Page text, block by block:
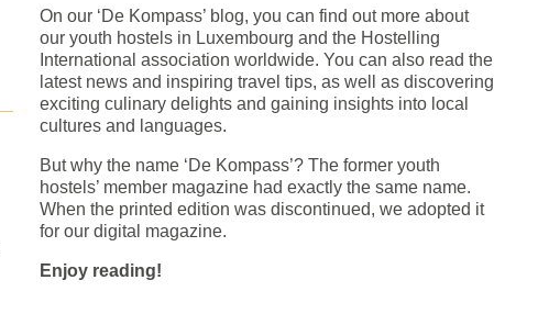
On our ‘De Kompass’ blog, you can find out more about
our youth hostels in Luxembourg and the Hostelling
International association worldwide. You can also read the
latest news and inspiring travel tips, as well as discovering
exciting culinary delights and gaining insights into local
cultures and languages.
But why the name ‘De Kompass’? The former youth
hostels’ member magazine had exactly the same name.
When the printed edition was discontinued, we adopted it
for our digital magazine.
Enjoy reading!